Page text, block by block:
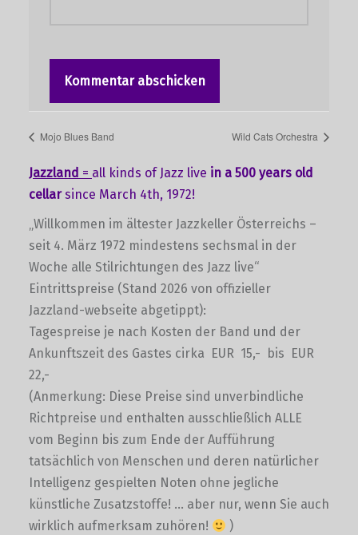
Mojo Blues Band Wild Cats Orchestra
Jazzland = all kinds of Jazz live in a 500 years old
cellarsince March 4th, 1972!
„Willkommen im ältester Jazzkeller Österreichs –
seit 4. März 1972 mindestens sechsmal in der
Woche alle Stilrichtungen des Jazz live“
Eintrittspreise (Stand 2026 von offizieller
Jazzland-webseite abgetippt):
Tagespreise je nach Kosten der Band und der
Ankunftszeit des Gastes cirka EUR 15,- bis EUR
22,-
(Anmerkung: Diese Preise sind unverbindliche
Richtpreise und enthalten ausschließlich ALLE
vom Beginn bis zum Ende der Aufführung
tatsächlich von Menschen und deren natürlicher
Intelligenz gespielten Noten ohne jegliche
künstliche Zusatzstoffe! … aber nur, wenn Sie auch
wirklich aufmerksam zuhören!
)